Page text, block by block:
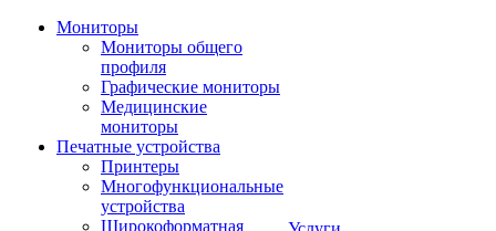
Мониторы
Мониторы общего
профиля
Графические мониторы
Медицинские
мониторы
Печатные устройства
Принтеры
Многофункциональные
устройства
Широкоформатная